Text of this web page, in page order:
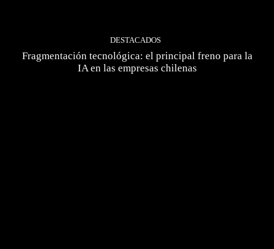
DESTACADOS
Fragmentación tecnológica: el principal freno para la
IA en las empresas chilenas